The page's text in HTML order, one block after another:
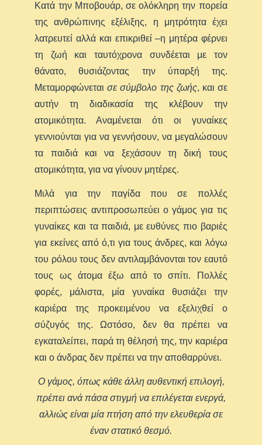
Κατά την Μποβουάρ, σε ολόκληρη την πορεία
της ανθρώπινης εξέλιξης, η μητρότητα έχει
λατρευτεί αλλά και επικριθεί –η μητέρα φέρνει
τη ζωή και ταυτόχρονα συνδέεται με τον
θάνατο, θυσιάζοντας την ύπαρξή της.
Μεταμορφώνεταισε σύμβολο της ζωής, και σε
αυτήν τη διαδικασία της κλέβουν την
ατομικότητα. Αναμένεται ότι οι γυναίκες
γεννιούνται για να γεννήσουν, να μεγαλώσουν
τα παιδιά και να ξεχάσουν τη δική τους
ατομικότητα, για να γίνουν μητέρες.
Μιλά για την παγίδα που σε πολλές
περιπτώσεις αντιπροσωπεύει ο γάμος για τις
γυναίκες και τα παιδιά, με ευθύνες πιο βαριές
για εκείνες από ό,τι για τους άνδρες, και λόγω
του ρόλου τους δεν αντιλαμβάνονται τον εαυτό
τους ως άτομα έξω από το σπίτι. Πολλές
φορές, μάλιστα, μία γυναίκα θυσιάζει την
καριέρα της προκειμένου να εξελιχθεί ο
σύζυγός της. Ωστόσο, δεν θα πρέπει να
εγκαταλείπει, παρά τη θέλησή της, την καριέρα
και ο άνδρας δεν πρέπει να την αποθαρρύνει.
Ο γάμος, όπως κάθε άλλη αυθεντική επιλογή,
πρέπει ανά πάσα στιγμή να επιλέγεται ενεργά,
αλλιώς είναι μία πτήση από την ελευθερία σε
έναν στατικό θεσμό.